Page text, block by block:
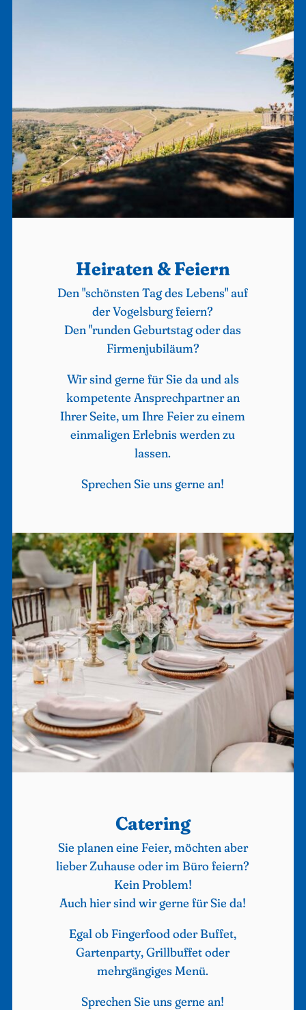
Heiraten & Feiern
Den "schönsten Tag des Lebens" auf
der Vogelsburg feiern?
Den "runden Geburtstag oder das
Firmenjubiläum?
Wir sind gerne für Sie da und als
kompetente Ansprechpartner an
Ihrer Seite, um Ihre Feier zu einem
einmaligen Erlebnis werden zu
lassen.
Sprechen Sie uns gerne an!
Catering
Sie planen eine Feier, möchten aber
lieber Zuhause oder im Büro feiern?
Kein Problem!
Auch hier sind wir gerne für Sie da!
Egal ob Fingerfood oder Buffet,
Gartenparty, Grillbuffet oder
mehrgängiges Menü.
Sprechen Sie uns gerne an!